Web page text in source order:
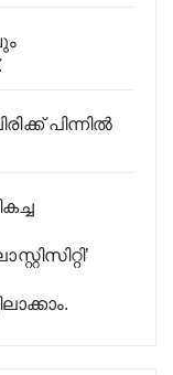
പിന്നിൽ